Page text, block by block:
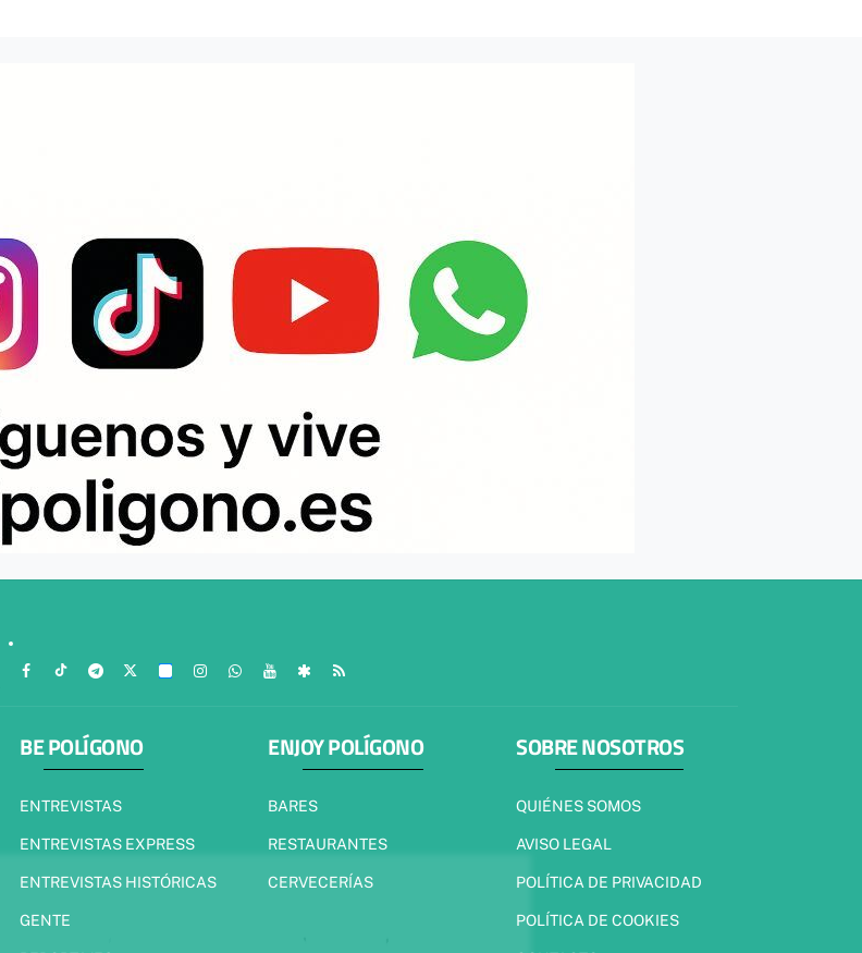
BE POLÍGONO
ENTREVISTAS
ENTREVISTAS EXPRESS
ENTREVISTAS HISTÓRICAS
GENTE
ENJOY POLÍGONO
BARES
RESTAURANTES
CERVECERÍAS
SOBRE NOSOTROS
QUIÉNES SOMOS
AVISO LEGAL
POLÍTICA DE PRIVACIDAD
POLÍTICA DE COOKIES